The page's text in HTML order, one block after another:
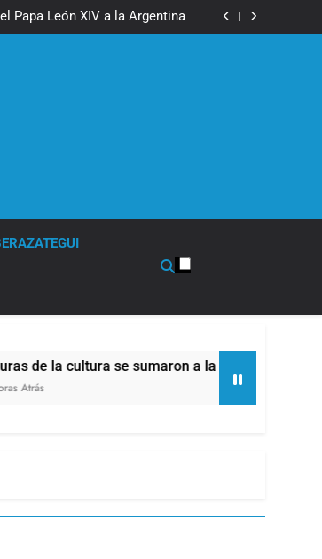
Papa León XIV a la Argentina
frente al Congreso contra la
León XIV a la Argentina
frente al Congreso contra la
cayeron las acciones
al borde de los 450 puntos
sumaron a la marcha frente al Congreso contra